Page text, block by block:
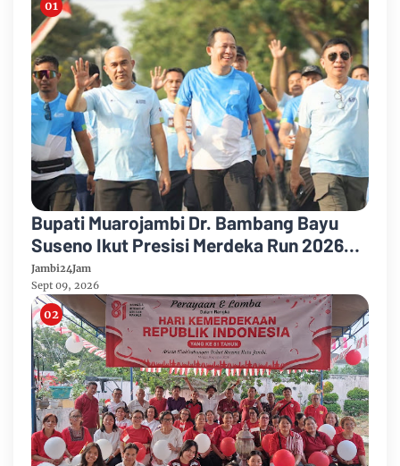
Bupati Muarojambi Dr. Bambang Bayu
Suseno Ikut Presisi Merdeka Run 2026
Ajak Warga Hidup Sehat
Jambi24Jam
Sept 09, 2026